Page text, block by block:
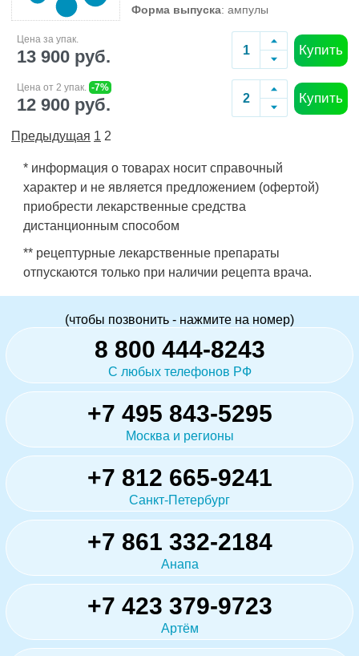
Форма выпуска: ампулы
Цена за упак.
13 900 руб. Купить
Цена от 2 упак. -7%
12 900 руб. Купить
Предыдущая 1 2
* информация о товарах носит справочный
характер и не является предложением (офертой)
приобрести лекарственные средства
дистанционным способом
** рецептурные лекарственные препараты
отпускаются только при наличии рецепта врача.
(чтобы позвонить - нажмите на номер)
8 800 444-8243
С любых телефонов РФ
+7 495 843-5295
Москва и регионы
+7 812 665-9241
Санкт-Петербург
+7 861 332-2184
Анапа
+7 423 379-9723
Артём